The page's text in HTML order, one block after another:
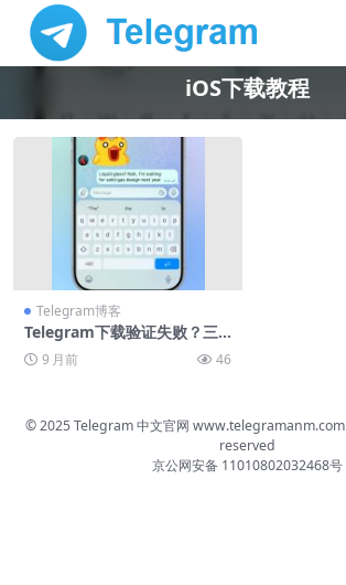
iOS下载教程
Telegram博客
Telegram下载验证失败？三
步解决
9 月前 46
© 2025 Telegram 中文官网 www.telegramanm.com
reserved
京公网安备 11010802032468号